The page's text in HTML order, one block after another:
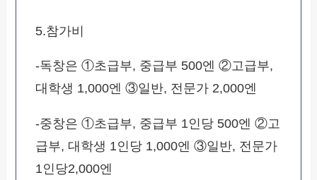
5.참가비
-독창은 ①초급부, 중급부 500엔 ②고급부,
대학생 1,000엔 ③일반, 전문가 2,000엔
-중창은 ①초급부, 중급부 1인당 500엔 ②고
급부, 대학생 1인당 1,000엔 ③일반, 전문가
1인당2,000엔